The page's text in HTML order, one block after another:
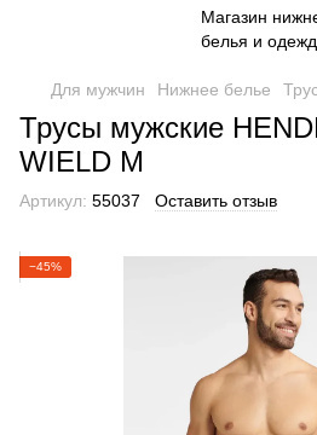
Для мужчин Нижнее белье
Трусы мужские
WIELD M
Артикул: 55037 Оставить отзыв
−45%